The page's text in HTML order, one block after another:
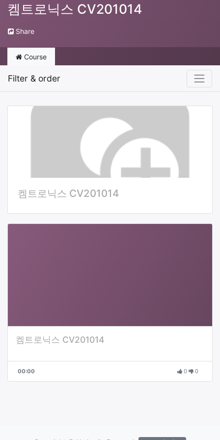
켐트로닉스 CV201014
Share
Course
Filter & order
켐트로닉스 CV201014
켐트로닉스 CV201014
00:00 0 0